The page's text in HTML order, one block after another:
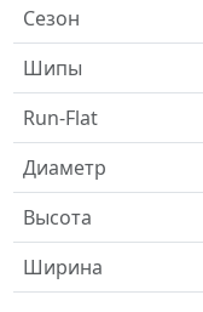
Сезон
Шипы
Run-Flat
Диаметр
Высота
Ширина